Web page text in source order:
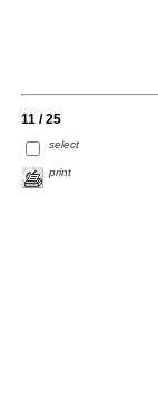
11 / 25
select
print